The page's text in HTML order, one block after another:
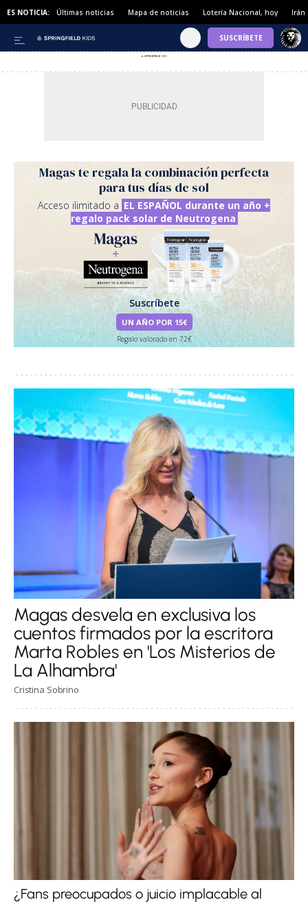
ES NOTICIA: Últimas noticias Mapa de noticias Lotería Nacional, hoy Irán
Magas te regala la combinación perfecta
para tus días de sol
Acceso ilimitado a EL ESPAÑOL durante un año +
regalo pack solar de Neutrogena
Suscríbete
UN AÑO POR 15€
Regalo valorado en 72€
¿Fans preocupados o juicio implacable al
Magas desvela en exclusiva los
cuentos firmados por la escritora
Marta Robles en 'Los Misterios de
La Alhambra'
Cristina Sobrino